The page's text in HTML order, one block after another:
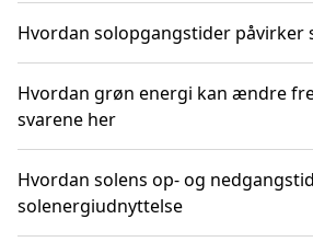
Hvordan solopgangstider
Hvordan grøn energi kan ændre
svarene her
Hvordan solens op- og
solenergiudnyttelse